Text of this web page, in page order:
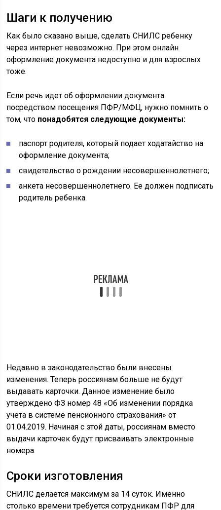
Шаги к получению
Как было сказано выше, сделать СНИЛС ребенку
через интернет невозможно. При этом онлайн
оформление документа недоступно и для взрослых
тоже.
Если речь идет об оформлении документа
посредством посещения ПФР/МФЦ, нужно помнить о
том, что понадобятся следующие документы:
паспорт родителя, который подает ходатайство на
оформление документа;
свидетельство о рождении несовершеннолетнего;
анкета несовершеннолетнего. Ее должен подписать
родитель ребенка.
Недавно в законодательство были внесены
изменения. Теперь россиянам больше не будут
выдавать карточки. Данное изменение было
утверждено ФЗ номер 48 «Об изменении порядка
учета в системе пенсионного страхования» от
01.04.2019. Начиная с этой даты, россиянам вместо
выдачи карточек будут присваивать электронные
номера.
Сроки изготовления
СНИЛС делается максимум за 14 суток. Именно
столько времени требуется сотрудникам ПФР для